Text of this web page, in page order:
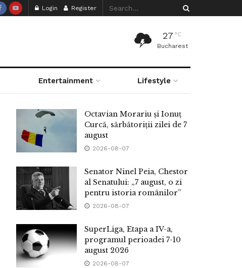
Login Register
27 °C
Bucharest
Entertainment Lifestyle
Octavian Morariu și Ionuț
Curcă, sărbătoriții zilei de 7
august
2026-08-07
Senator Ninel Peia, Chestor
al Senatului: „7 august, o zi
pentru istoria românilor”
2026-08-07
SuperLiga, Etapa a IV-a,
programul perioadei 7-10
august 2026
2026-08-07